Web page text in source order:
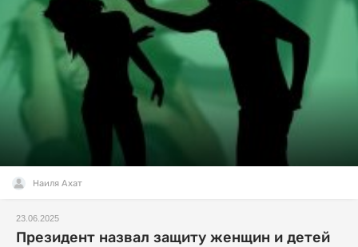
Наиля Ахат
23.06.2025
Президент назвал защиту женщин и детей